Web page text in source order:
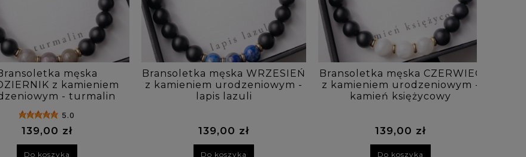
męska
z kamieniem
- turmalin
5.0
139,00 zł
Do koszyka
Bransoletka męska WRZESIEŃ
z kamieniem urodzeniowym -
lapis lazuli
139,00 zł
Do koszyka
Bransoletka męska CZERWIEC
z kamieniem urodzeniowym -
kamień księżycowy
139,00 zł
Do koszyka